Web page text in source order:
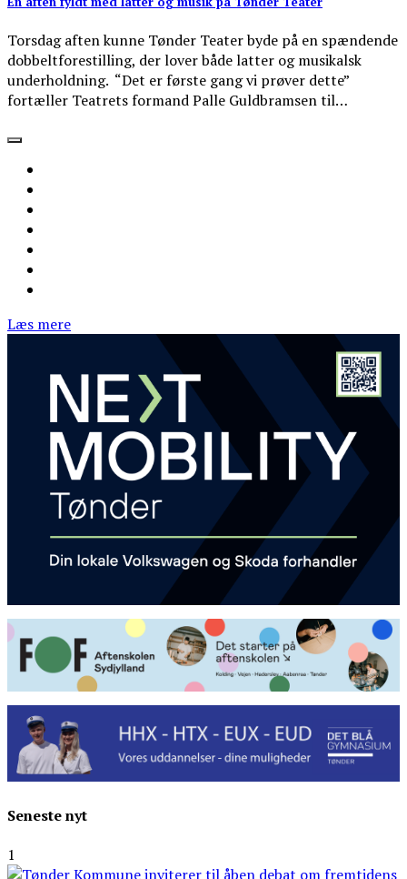
Torsdag aften kunne Tønder Teater byde på en spændende
dobbeltforestilling, der lover både latter og musikalsk
underholdning. “Det er første gang vi prøver dette”
fortæller Teatrets formand Palle Guldbramsen til…
Læs mere
Seneste nyt
1